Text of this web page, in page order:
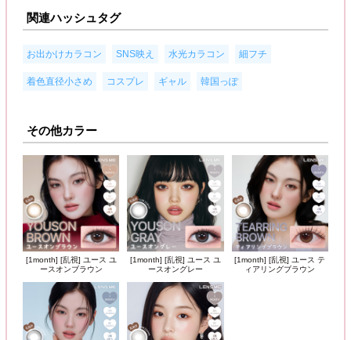
関連ハッシュタグ
お出かけカラコン SNS映え 水光カラコン 細フチ
着色直径小さめ コスプレ ギャル 韓国っぽ
その他カラー
[1month] [乱視] ユース ユ
ースオンブラウン
[1month] [乱視] ユース ユ
ースオングレー
[1month] [乱視] ユース テ
ィアリングブラウン